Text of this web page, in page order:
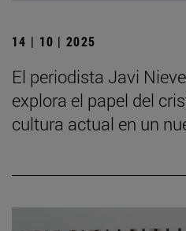
14 | 10 | 2025
El periodista Javi
explora el papel del
cultura actual en un